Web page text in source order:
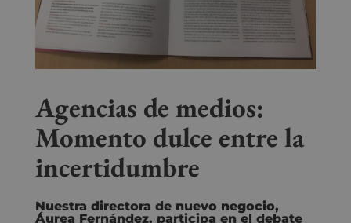
Agencias de medios:
Momento dulce entre la
incertidumbre
Nuestra directora de nuevo negocio,
Áurea Fernández, participa en el debate